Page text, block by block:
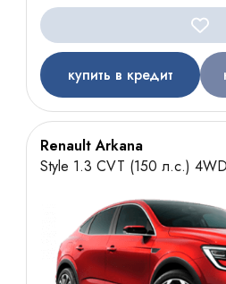
купить в кредит
Renault Arkana
Style 1.3 CVT (150 л.с.) 4WD